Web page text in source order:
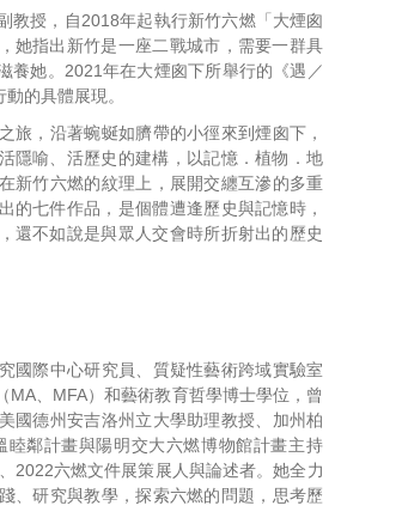
授， 自2018年起執行新竹六燃「大煙囪
她指出新竹是一座二戰城市， 需要一群具
養她。 2021年在大煙囪下所舉行的《遇／
的具體展現。
旅， 沿著蜿蜒如臍帶的小徑來到煙囪下，
隱喻、活歷史的建構，以記憶．植物．地
新竹六燃的紋理上，展開交纏互滲的多重
的七件作品， 是個體遭逢歷史與記憶時，
還不如說是與眾人交會時所折射出的歷史
國際中心研究員、 質疑性藝術跨域實驗室
MA、MFA）和藝術教育哲學博士學位， 曾
美國德州安吉洛州立大學助理教授、加州柏
睦鄰計畫與陽明交大六燃博物館計畫主持
2022六燃文件展策展人與論述者。她全力
、研究與教學，探索六燃的問題，思考歷